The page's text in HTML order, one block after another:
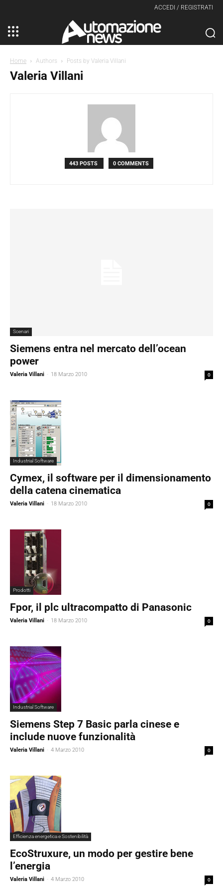
ACCEDI / REGISTRATI
Home Authors Posts by Valeria Villani
Valeria Villani
443 POSTS 0 COMMENTS
Scenari
Siemens entra nel mercato dell’ocean
power
Valeria Villani - 18 Marzo 2010 0
Industrial Software
Cymex, il software per il dimensionamento
della catena cinematica
Valeria Villani - 18 Marzo 2010 0
Prodotti
Fpor, il plc ultracompatto di Panasonic
Valeria Villani - 18 Marzo 2010 0
Industrial Software
Siemens Step 7 Basic parla cinese e
include nuove funzionalità
Valeria Villani - 4 Marzo 2010 0
Efficienza energetica e Sostenibilità
EcoStruxure, un modo per gestire bene
l’energia
Valeria Villani - 4 Marzo 2010 0